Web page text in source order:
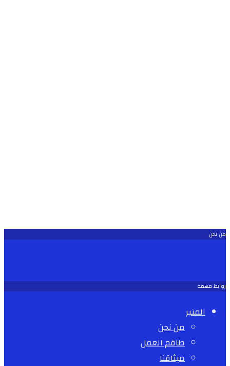
من نحن
روابط مهمة
المنبر
من نحن
طاقم العمل
ميثاقنا